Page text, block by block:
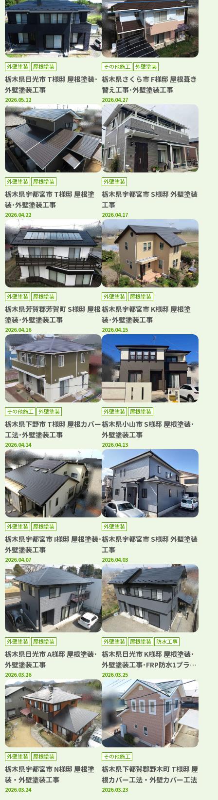
外壁塗装 屋根塗装
栃木県日光市 T様邸 屋根塗装･
外壁塗装工事
2026.05.12
その他施工 外壁塗装
栃木県さくら市 F様邸 屋根葺き
替え工事･外壁塗装工事
2026.04.27
外壁塗装 屋根塗装
栃木県宇都宮市 T様邸 屋根塗
装･外壁塗装工事
2026.04.22
外壁塗装
栃木県宇都宮市 S様邸 外壁塗装
工事
2026.04.17
外壁塗装 屋根塗装
栃木県芳賀郡芳賀町 S様邸 屋根
塗装･外壁塗装工事
2026.04.16
外壁塗装 屋根塗装
栃木県宇都宮市 K様邸 屋根塗
装･外壁塗装工事
2026.04.15
その他施工 外壁塗装
栃木県下野市 T様邸 屋根カバー
工法･外壁塗装工事
2026.04.14
外壁塗装 屋根塗装
栃木県小山市 S様邸 屋根塗装･
外壁塗装工事
2026.04.13
外壁塗装 屋根塗装
栃木県宇都宮市 I様邸 屋根塗装･
外壁塗装工事
2026.04.07
外壁塗装
栃木県宇都宮市 S様邸 外壁塗装
工事
2026.04.03
外壁塗装 屋根塗装
栃木県日光市 A様邸 屋根塗装･
外壁塗装工事
2026.03.26
外壁塗装 屋根塗装 防水工事
栃木県日光市 K様邸 屋根塗装･
外壁塗装工事･FRP防水1プライ
工法
2026.03.25
外壁塗装 屋根塗装
栃木県宇都宮市 N様邸 屋根塗
装・外壁塗装工事
2026.03.24
その他施工
栃木県下都賀郡野木町 T様邸 屋
根カバー工法・外壁カバー工法
2026.03.23